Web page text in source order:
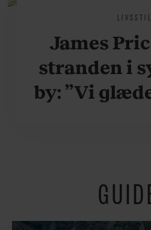
LIVSSTIL
James
stranden i
by: ”Vi